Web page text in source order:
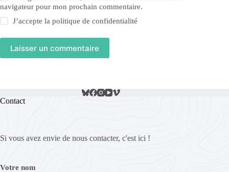
navigateur pour mon prochain commentaire.
J’accepte lapolitique de confidentialité
Laisser un commentaire
Contact
Si vous avez envie de nous contacter, c'est ici !
Votre nom